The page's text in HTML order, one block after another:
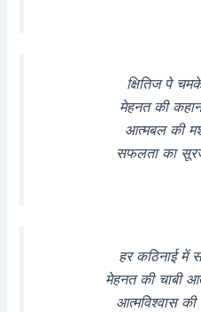
क्षितिज पे
मेहनत की
आत्मबल की
सफलता का
हर कठिनाई में
मेहनत की चाबी
आत्मविश्वास